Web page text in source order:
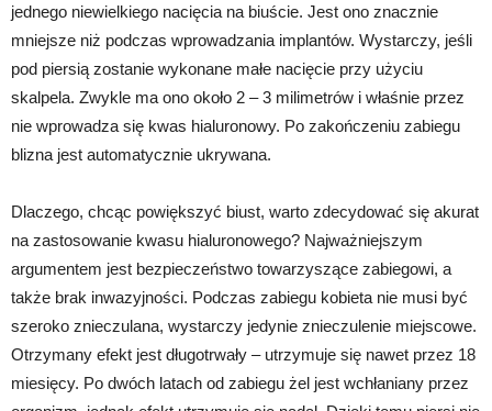
jednego niewielkiego nacięcia na biuście. Jest ono znacznie
mniejsze niż podczas wprowadzania implantów. Wystarczy, jeśli
pod piersią zostanie wykonane małe nacięcie przy użyciu
skalpela. Zwykle ma ono około 2 – 3 milimetrów i właśnie przez
nie wprowadza się kwas hialuronowy. Po zakończeniu zabiegu
blizna jest automatycznie ukrywana.
Dlaczego, chcąc powiększyć biust, warto zdecydować się akurat
na zastosowanie kwasu hialuronowego? Najważniejszym
argumentem jest bezpieczeństwo towarzyszące zabiegowi, a
także brak inwazyjności. Podczas zabiegu kobieta nie musi być
szeroko znieczulana, wystarczy jedynie znieczulenie miejscowe.
Otrzymany efekt jest długotrwały – utrzymuje się nawet przez 18
miesięcy. Po dwóch latach od zabiegu żel jest wchłaniany przez